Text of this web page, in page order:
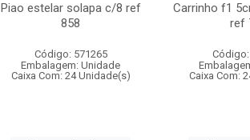
Piao estelar solapa c/8 ref
858
Código: 571265
Embalagem: Unidade
Caixa Com: 24 Unidade(s)
Carrinho f1
ref
Caixa Com: